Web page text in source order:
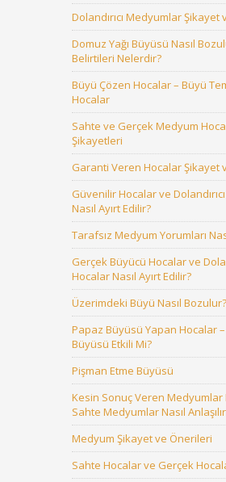
Dolandırıcı Medyumlar Şikayet
Domuz Yağı Büyüsü Nasıl
Belirtileri Nelerdir?
Büyü Çözen Hocalar – Büyü
Hocalar
Sahte ve Gerçek Medyum
Şikayetleri
Garanti Veren Hocalar Şikayet
Güvenilir Hocalar ve
Nasıl Ayırt Edilir?
Tarafsız Medyum Yorumları
Gerçek Büyücü Hocalar ve
Hocalar Nasıl Ayırt Edilir?
Üzerimdeki Büyü Nasıl Bozulur?
Papaz Büyüsü Yapan Hocalar
Büyüsü Etkili Mi?
Pişman Etme Büyüsü
Kesin Sonuç Veren Medyumlar
Sahte Medyumlar Nasıl
Medyum Şikayet ve Önerileri
Sahte Hocalar ve Gerçek